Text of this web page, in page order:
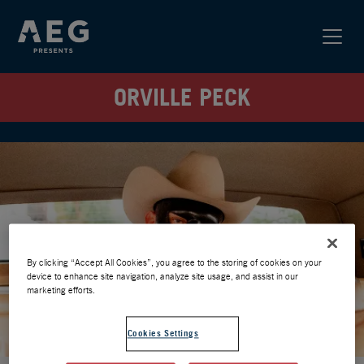
ORVILLE PECK
By clicking “Accept All Cookies”, you agree to the storing of cookies on your
device to enhance site navigation, analyze site usage, and assist in our
marketing efforts.
Cookies Settings